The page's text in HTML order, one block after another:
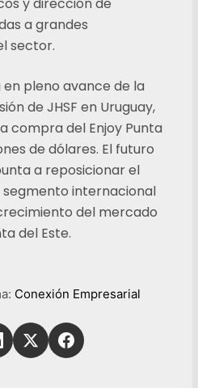
y dirección de
a grandes
sector.
en pleno avance de la
de JHSF en Uruguay,
compra del Enjoy Punta
de dólares. El futuro
a reposicionar el
internacional
del mercado
del Este.
Conexión Empresarial